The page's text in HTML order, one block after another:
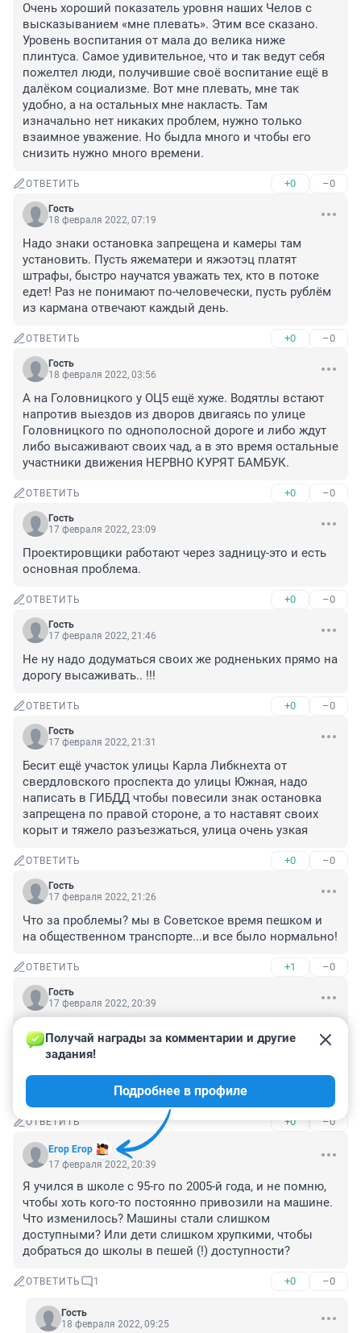
Очень хороший показатель уровня наших Челов с
высказыванием «мне плевать». Этим все сказано.
Уровень воспитания от мала до велика ниже
плинтуса. Самое удивительное, что и так ведут себя
пожелтел люди, получившие своё воспитание ещё в
далёком социализме. Вот мне плевать, мне так
удобно, а на остальных мне накласть. Там
изначально нет никаких проблем, нужно только
взаимное уважение. Но быдла много и чтобы его
снизить нужно много времени.
ОТВЕТИТЬ +0 –0
Гость
18 февраля 2022, 07:19
Надо знаки остановка запрещена и камеры там
установить. Пусть яжематери и яжэотэц платят
штрафы, быстро научатся уважать тех, кто в потоке
едет! Раз не понимают по-человечески, пусть рублём
из кармана отвечают каждый день.
ОТВЕТИТЬ +0 –0
Гость
18 февраля 2022, 03:56
А на Головницкого у ОЦ5 ещё хуже. Водятлы встают
напротив выездов из дворов двигаясь по улице
Головницкого по однополосной дороге и либо ждут
либо высаживают своих чад, а в это время остальные
участники движения НЕРВНО КУРЯТ БАМБУК.
ОТВЕТИТЬ +0 –0
Гость
17 февраля 2022, 23:09
Проектировщики работают через задницу-это и есть
основная проблема.
ОТВЕТИТЬ +0 –0
Гость
17 февраля 2022, 21:46
Не ну надо додуматься своих же родненьких прямо на
дорогу высаживать.. !!!
ОТВЕТИТЬ +0 –0
Гость
17 февраля 2022, 21:31
Бесит ещё участок улицы Карла Либкнехта от
свердловского проспекта до улицы Южная, надо
написать в ГИБДД чтобы повесили знак остановка
запрещена по правой стороне, а то наставят своих
корыт и тяжело разъезжаться, улица очень узкая
ОТВЕТИТЬ +0 –0
Гость
17 февраля 2022, 21:26
Что за проблемы? мы в Советское время пешком и
на общественном транспорте...и все было нормально!
ОТВЕТИТЬ +1 –0
Гость
17 февраля 2022, 20:39
микрорайон:
подъезда к домам нет с самой сдачи домов, возле
ОЦ2 непонятный "недострой" и якобы строящийся
ОТВЕТИТЬ +0 –0
Егор Егор
Получай награды за комментарии и другие
задания!
Подробнее в профиле
17 февраля 2022, 20:39
Я учился в школе с 95-го по 2005-й года, и не помню,
чтобы хоть кого-то постоянно привозили на машине.
Что изменилось? Машины стали слишком
доступными? Или дети слишком хрупкими, чтобы
добраться до школы в пешей (!) доступности?
ОТВЕТИТЬ 1 +0 –0
Гость
18 февраля 2022, 09:25